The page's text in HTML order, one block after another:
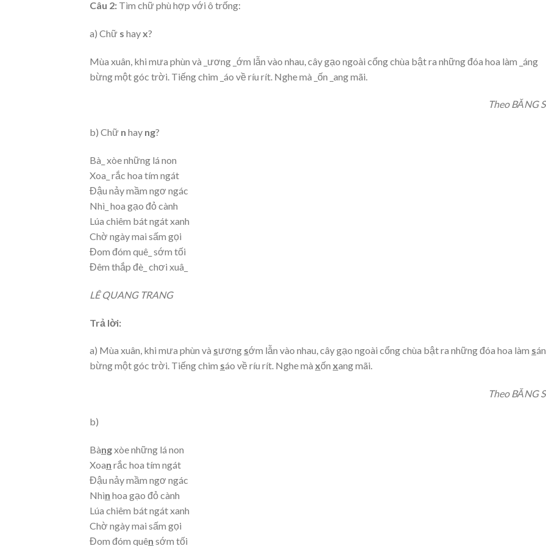
Câu 2: Tìm chữ phù hợp với ô trống:
a) Chữ s hayx?
Mùa xuân, khi mưa phùn và _ương _ớm lẫn vào nhau, cây gạo ngoài cổng chùa bật ra những đóa hoa làm _áng
bừng một góc trời. Tiếng chim _áo về ríu rít. Nghe mà _ốn _ang mãi.
Theo BĂNG
b) Chữ n hay ng?
Bà_ xòe những lá non
Xoa_ rắc hoa tím ngát
Đậu nảy mầm ngơ ngác
Nhì_ hoa gạo đỏ cành
Lúa chiêm bát ngát xanh
Chờ ngày mai sấm gọi
Đom đóm quê_ sớm tối
Đêm thắp đè_ chơi xuâ_
LÊ QUANG TRANG
Trả lời:
a) Mùa xuân, khi mưa phùn và sương sớm lẫn vào nhau, cây gạo ngoài cổng chùa bật ra những đóa hoa làm s
bừng một góc trời. Tiếng chim sáo về ríu rít. Nghe mà xốn xang mãi.
Theo BĂNG
b)
Bàngxòe những lá non
Xoan rắc hoa tím ngát
Đậu nảy mầm ngơ ngác
Nhìn hoa gạo đỏ cành
Lúa chiêm bát ngát xanh
Chờ ngày mai sấm gọi
Đom đóm quên sớm tối